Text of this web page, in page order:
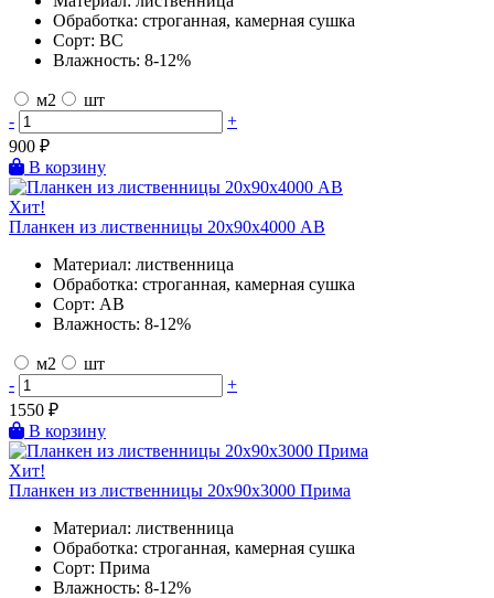
Обработка: строганная, камерная сушка
Сорт: BC
Влажность: 8-12%
м2
шт
-
+
900 ₽
В корзину
Хит!
Планкен из лиственницы 20х90х4000 AB
Материал: лиственница
Обработка: строганная, камерная сушка
Сорт: AB
Влажность: 8-12%
м2
шт
-
+
1550 ₽
В корзину
Хит!
Планкен из лиственницы 20х90х3000 Прима
Материал: лиственница
Обработка: строганная, камерная сушка
Сорт: Прима
Влажность: 8-12%